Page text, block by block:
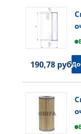
190,78 руб.